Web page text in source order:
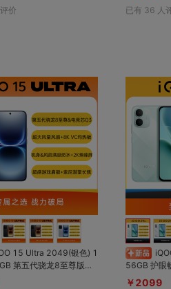
自研独显芯片Q3」，带
价
素大底主摄
已有 36 人
版；
Q3；2K 三星珠峰屏；7
56GB 护眼畅玩，续航无忧！7200m
Ah超薄电
￥2099